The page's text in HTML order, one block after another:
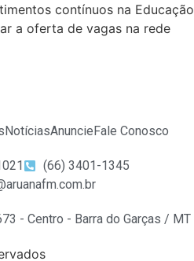
contínuos na Educação
a oferta de vagas na rede
NotíciasAnuncieFale Conosco
(66) 3401-1345
- Centro - Barra do Garças / MT